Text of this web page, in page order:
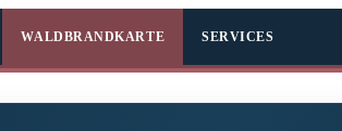
WALDBRANDKARTE SERVICES